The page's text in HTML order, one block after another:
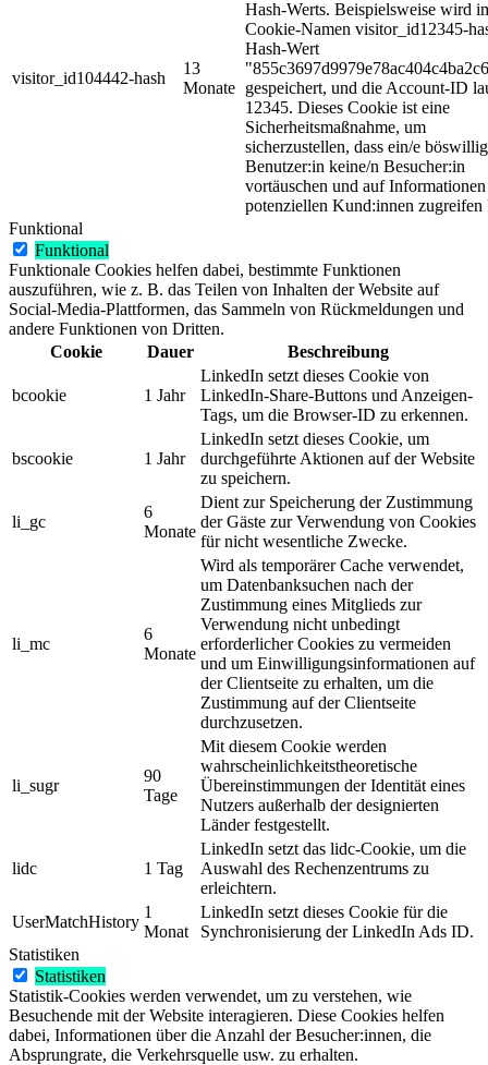
visitor_id104442-hash
13
Monate
Hash-Werts. Beispielsweise wird
Cookie-Namen visitor_id12345-
Hash-Wert
gespeichert, und die Account-ID
12345. Dieses Cookie ist eine
Sicherheitsmaßnahme, um
sicherzustellen, dass ein/e
Benutzer:in keine/n Besucher:in
vortäuschen und auf
potenziellen Kund:innen
Funktional
Funktional
Funktionale Cookies helfen dabei, bestimmte Funktionen
auszuführen, wie z. B. das Teilen von Inhalten der Website auf
Social-Media-Plattformen, das Sammeln von Rückmeldungen und
andere Funktionen von Dritten.
Cookie
Dauer Beschreibung
bcookie 1 Jahr
LinkedIn setzt dieses Cookie von
LinkedIn-Share-Buttons und Anzeigen-
Tags, um die Browser-ID zu erkennen.
bscookie 1 Jahr
LinkedIn setzt dieses Cookie, um
durchgeführte Aktionen auf der Website
zu speichern.
li_gc
6
Monate
Dient zur Speicherung der Zustimmung
der Gäste zur Verwendung von Cookies
für nicht wesentliche Zwecke.
li_mc
6
Monate
Wird als temporärer Cache verwendet,
um Datenbanksuchen nach der
Zustimmung eines Mitglieds zur
Verwendung nicht unbedingt
erforderlicher Cookies zu vermeiden
und um Einwilligungsinformationen auf
der Clientseite zu erhalten, um die
Zustimmung auf der Clientseite
durchzusetzen.
li_sugr
90
Tage
Mit diesem Cookie werden
wahrscheinlichkeitstheoretische
Übereinstimmungen der Identität eines
Nutzers außerhalb der designierten
Länder festgestellt.
lidc 1 Tag
LinkedIn setzt das lidc-Cookie, um die
Auswahl des Rechenzentrums zu
erleichtern.
UserMatchHistory
1
Monat
LinkedIn setzt dieses Cookie für die
Synchronisierung der LinkedIn Ads ID.
Statistiken
Statistiken
Statistik-Cookies werden verwendet, um zu verstehen, wie
Besuchende mit der Website interagieren. Diese Cookies helfen
dabei, Informationen über die Anzahl der Besucher:innen, die
Absprungrate, die Verkehrsquelle usw. zu erhalten.